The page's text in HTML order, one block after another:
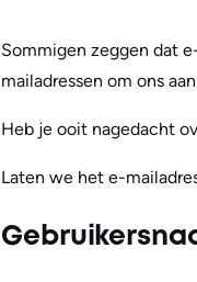
Sommigen zeggen dat
mailadressen om ons
Heb je ooit nagedacht
Laten we het e-